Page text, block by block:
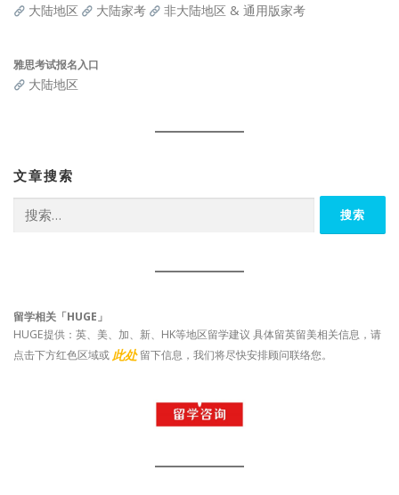
大陆地区 大陆家考 非大陆地区 & 通用版家考
雅思考试报名入口
大陆地区
文章搜索
索：
留学相关「HUGE」
HUGE提供：英、美、加、新、HK等地区留学建议 具体留英留美相关信息，请
点击下方红色区域或 此处 留下信息，我们将尽快安排顾问联络您。